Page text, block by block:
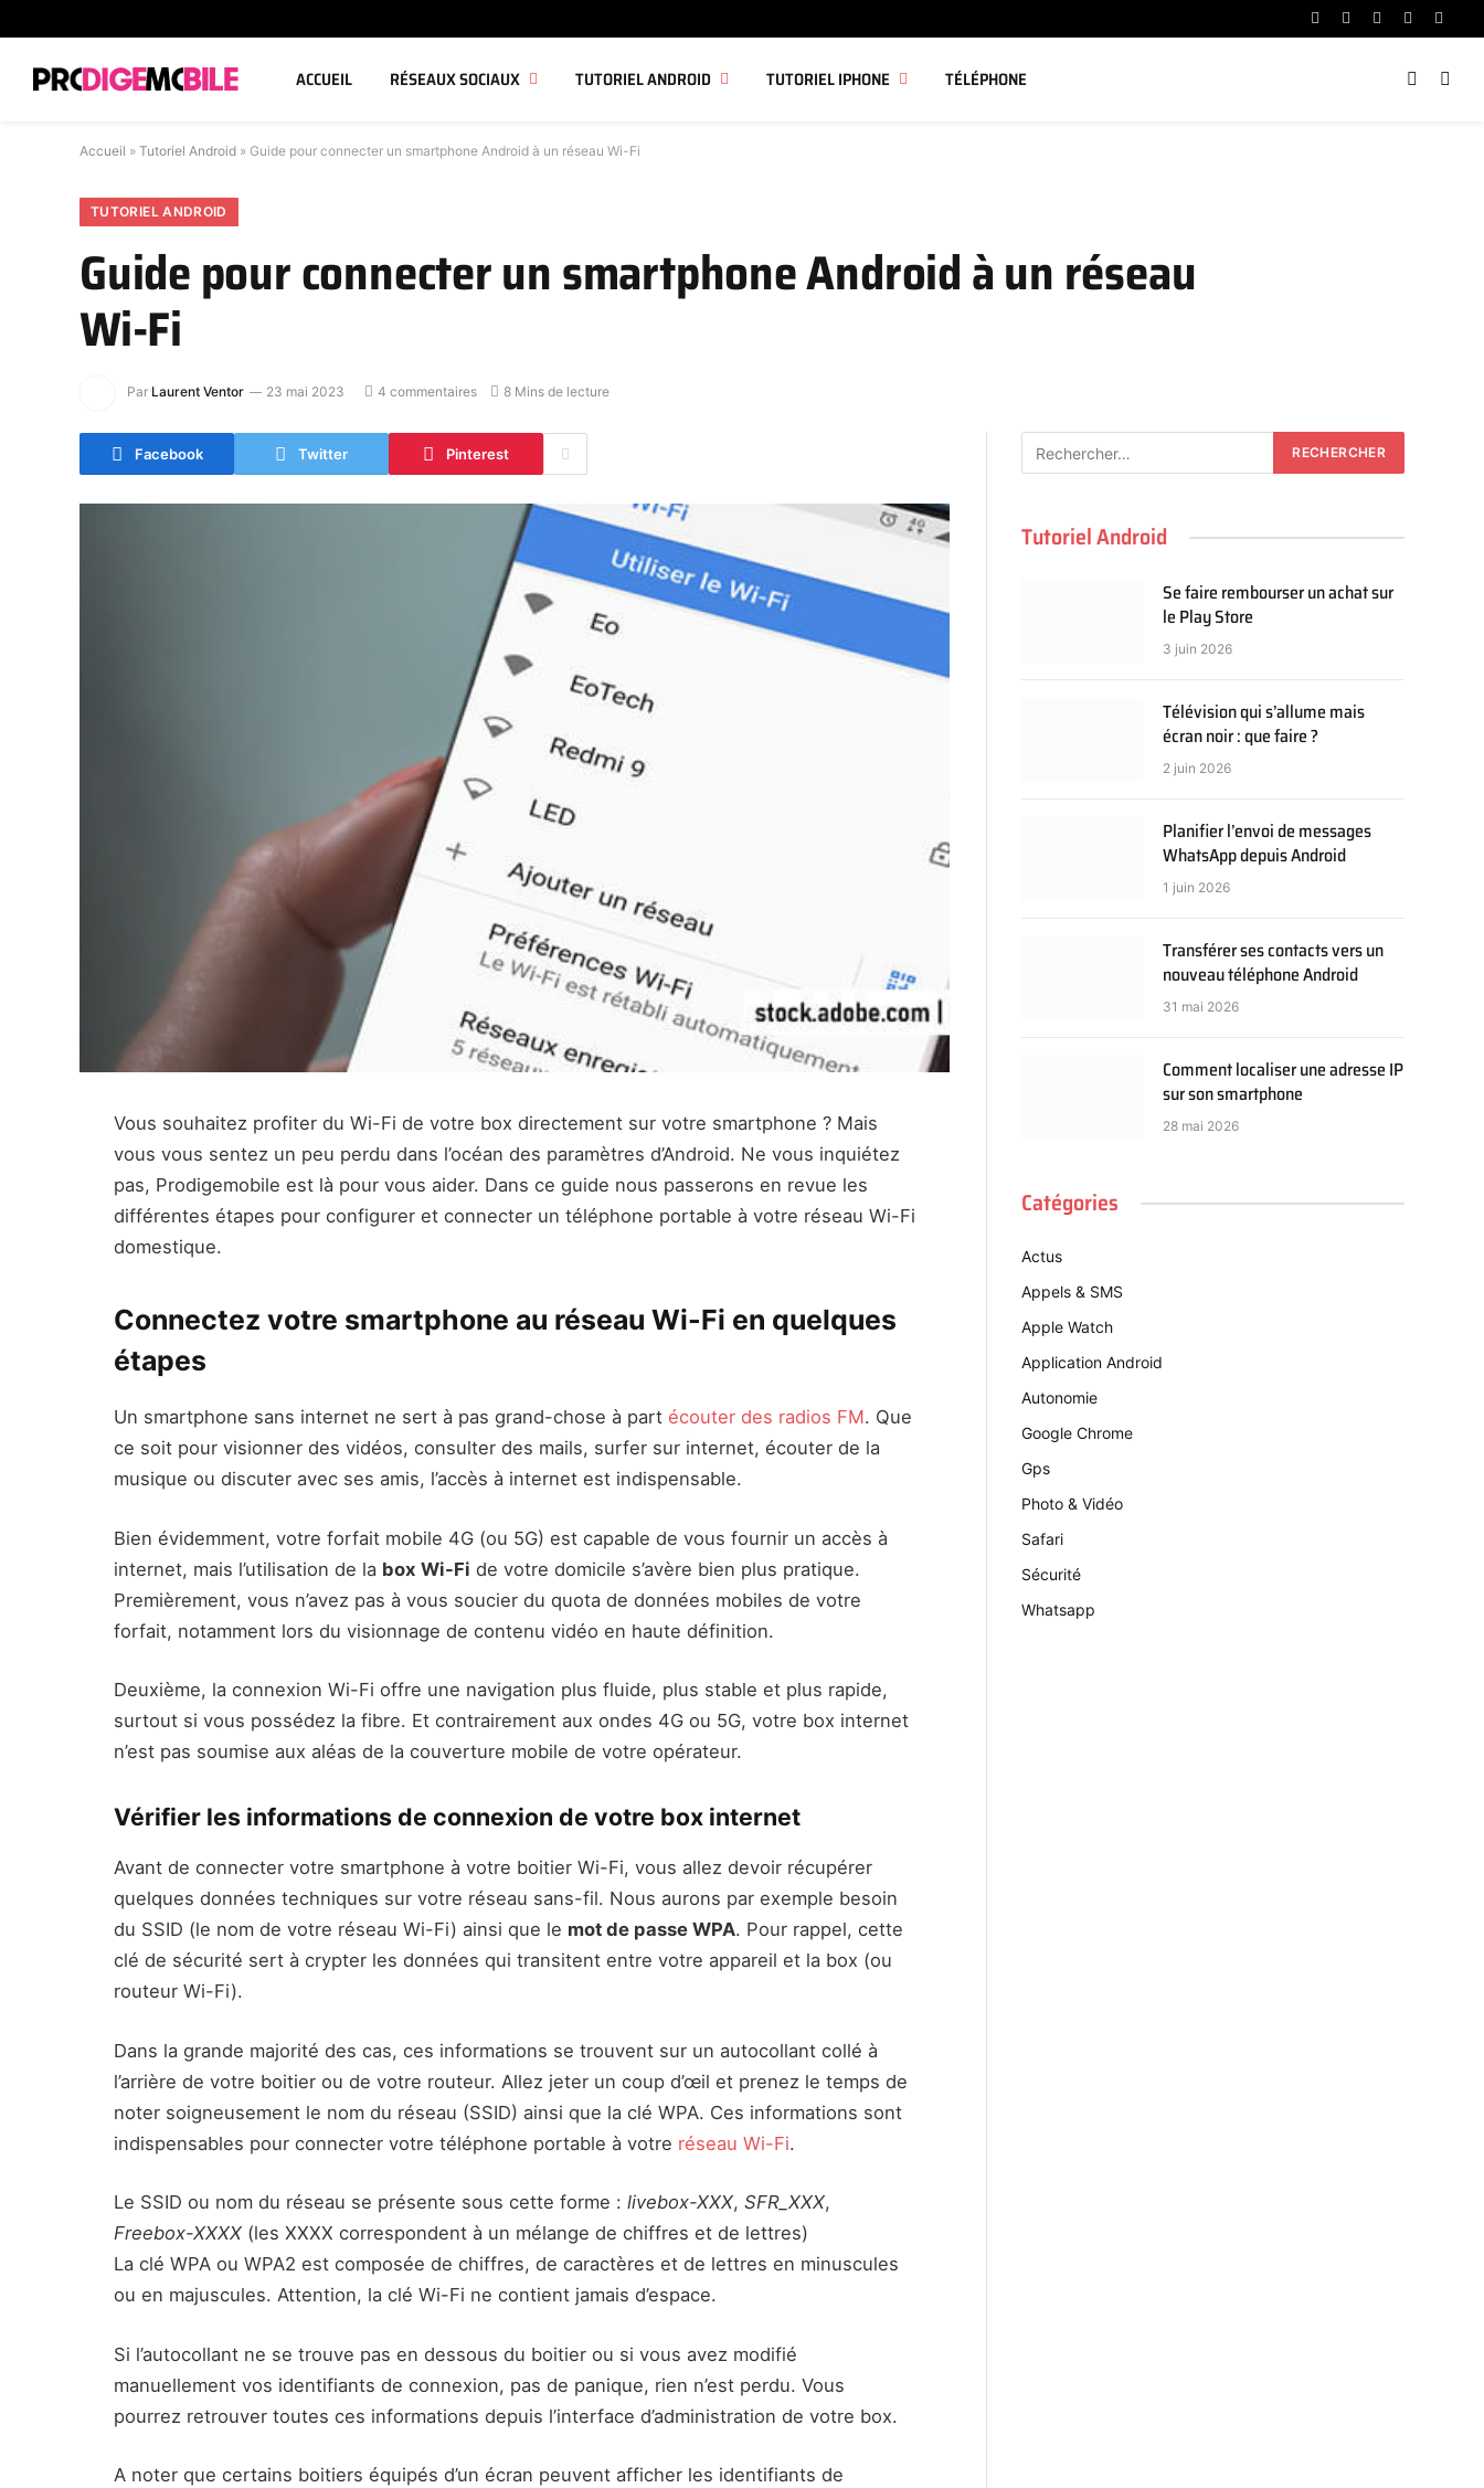
Facebook
X
Instagram
YouTube
ACCUEIL RÉSEAUX SOCIAUX TUTORIEL ANDROID TUTORIEL IPHONE TÉLÉPHONE
Accueil » Tutoriel Android » Guide pour connecter un smartphone Android à un réseau Wi-Fi
TUTORIEL ANDROID
Guide pour connecter un smartphone Android à un réseau
Wi-Fi
Par Laurent Ventor 23 mai 2023 4 commentaires 8 Mins de lecture
Facebook Twitter Pinterest
Vous souhaitez profiter du Wi-Fi de votre box directement sur votre smartphone ? Mais
vous vous sentez un peu perdu dans l’océan des paramètres d’Android. Ne vous inquiétez
pas, Prodigemobile est là pour vous aider. Dans ce guide nous passerons en revue les
différentes étapes pour configurer et connecter un téléphone portable à votre réseau Wi-Fi
domestique.
Connectez votre smartphone au réseau Wi-Fi en quelques
étapes
Un smartphone sans internet ne sert à pas grand-chose à part écouter des radios FM. Que
ce soit pour visionner des vidéos, consulter des mails, surfer sur internet, écouter de la
musique ou discuter avec ses amis, l’accès à internet est indispensable.
Bien évidemment, votre forfait mobile 4G (ou 5G) est capable de vous fournir un accès à
internet, mais l’utilisation de la box Wi-Fi de votre domicile s’avère bien plus pratique.
Premièrement, vous n’avez pas à vous soucier du quota de données mobiles de votre
forfait, notamment lors du visionnage de contenu vidéo en haute définition.
Deuxième, la connexion Wi-Fi offre une navigation plus fluide, plus stable et plus rapide,
surtout si vous possédez la fibre. Et contrairement aux ondes 4G ou 5G, votre box internet
n’est pas soumise aux aléas de la couverture mobile de votre opérateur.
Vérifier les informations de connexion de votre box internet
Avant de connecter votre smartphone à votre boitier Wi-Fi, vous allez devoir récupérer
quelques données techniques sur votre réseau sans-fil. Nous aurons par exemple besoin
du SSID (le nom de votre réseau Wi-Fi) ainsi que le mot de passe WPA. Pour rappel, cette
clé de sécurité sert à crypter les données qui transitent entre votre appareil et la box (ou
routeur Wi-Fi).
Dans la grande majorité des cas, ces informations se trouvent sur un autocollant collé à
l’arrière de votre boitier ou de votre routeur. Allez jeter un coup d’œil et prenez le temps de
noter soigneusement le nom du réseau (SSID) ainsi que la clé WPA. Ces informations sont
indispensables pour connecter votre téléphone portable à votre réseau Wi-Fi.
Le SSID ou nom du réseau se présente sous cette forme : livebox-XXX, SFR_XXX,
Freebox-XXXX (les XXXX correspondent à un mélange de chiffres et de lettres)
La clé WPA ou WPA2 est composée de chiffres, de caractères et de lettres en minuscules
ou en majuscules. Attention, la clé Wi-Fi ne contient jamais d’espace.
Si l’autocollant ne se trouve pas en dessous du boitier ou si vous avez modifié
manuellement vos identifiants de connexion, pas de panique, rien n’est perdu. Vous
pourrez retrouver toutes ces informations depuis l’interface d’administration de votre box.
A noter que certains boitiers équipés d’un écran peuvent afficher les identifiants de
Tutoriel Android
Se faire rembourser un achat sur
le Play Store
3 juin 2026
Télévision qui s’allume mais
écran noir : que faire ?
2 juin 2026
Planifier l’envoi de messages
WhatsApp depuis Android
1 juin 2026
Transférer ses contacts vers un
nouveau téléphone Android
31 mai 2026
Comment localiser une adresse IP
sur son smartphone
28 mai 2026
Catégories
Actus
Appels & SMS
Apple Watch
Application Android
Autonomie
Google Chrome
Gps
Photo & Vidéo
Safari
Sécurité
Whatsapp